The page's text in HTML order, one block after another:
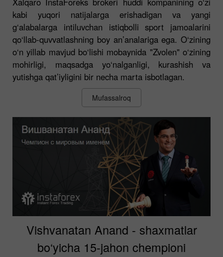
kabi yuqori natijalarga erishadigan va yangi
g‘alabalarga intiluvchan istiqbolli sport jamoalarini
qo‘llab-quvvatlashning boy an’analariga ega. O‘zining
o‘n yillab mavjud bo‘lishi mobaynida "Zvolen" o‘zining
mohirligi, maqsadga yo‘nalganligi, kurashish va
yutishga qat’iyligini bir necha marta isbotlagan.
Mufassalroq
Vishvanatan Anand - shaxmatlar
bo‘yicha 15-jahon chempioni